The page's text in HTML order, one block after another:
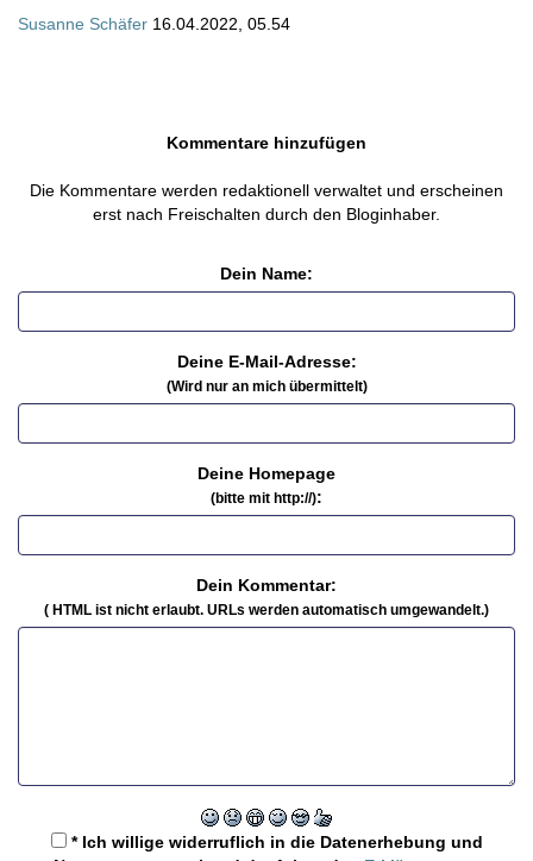
Susanne Schäfer 16.04.2022, 05.54
Kommentare hinzufügen
Die Kommentare werden redaktionell verwaltet und erscheinen
erst nach Freischalten durch den Bloginhaber.
Dein Name:
Deine E-Mail-Adresse:
(Wird nur an mich übermittelt)
Deine Homepage
(bitte mit http://):
Dein Kommentar:
( HTML ist nicht erlaubt. URLs werden automatisch umgewandelt.)
* Ich willige widerruflich in die Datenerhebung und